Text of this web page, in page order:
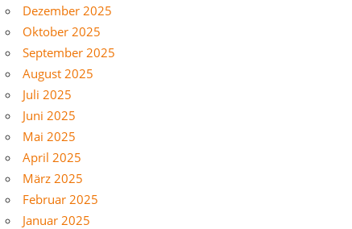
Dezember 2025
Oktober 2025
September 2025
August 2025
Juli 2025
Juni 2025
Mai 2025
April 2025
März 2025
Februar 2025
Januar 2025